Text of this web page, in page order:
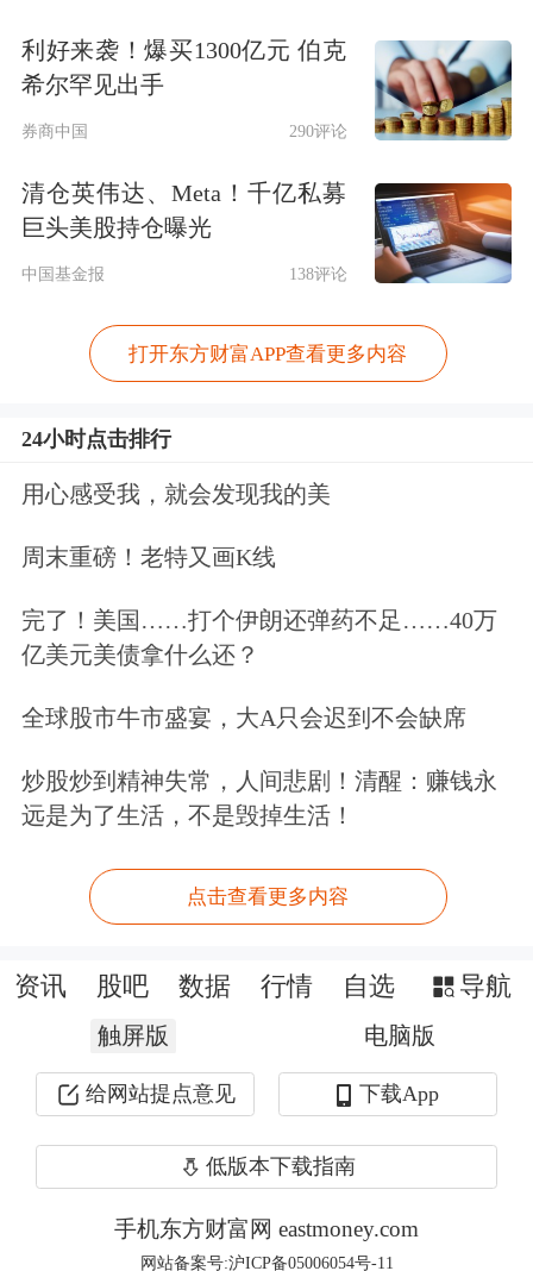
前，债券持有人可以7.67元/股的价格转
换为公司股份。5月28日收市后，未及
时转股的可转债将按照债券面值加当期
应计利息的价格101.129元/张被强制赎
回。
暨摘牌的第五次提示性公告，提醒投资
日，5月28日是最后一个转股日，债券
持有人应及时卖出或转股。5月28日收
市后，未实施转股的富春转债将全部冻
利好来袭！爆买1300亿元 伯克
希尔罕见出手
券商中国 290评论
清仓英伟达、Meta！千亿私募
巨头美股持仓曝光
中国基金报 138评论
打开东方财富APP查看更多内容
24小时点击排行
用心感受我，就会发现我的美
周末重磅！老特又画K线
完了！美国……打个伊朗还弹药不足……40万
亿美元美债拿什么还？
全球股市牛市盛宴，大A只会迟到不会缺席
炒股炒到精神失常，人间悲剧！清醒：赚钱永
远是为了生活，不是毁掉生活！
点击查看更多内容
资讯 股吧 数据 行情 自选 导航
触屏版 电脑版
给网站提点意见 下载App
低版本下载指南
手机东方财富网 eastmoney.com
网站备案号:沪ICP备05006054号-11